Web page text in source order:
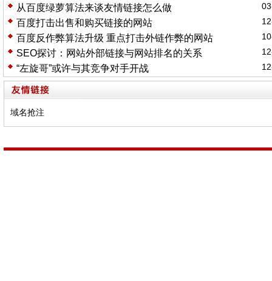
从百度绿萝算法来谈友情链接怎么做
百度打击出售和购买链接的网站
百度反作弊算法升级 重点打击外链作弊的网站
SEO探讨：网站外部链接与网站排名的关系
“左旋哥”或许与其竞争对手开战
域名抢注